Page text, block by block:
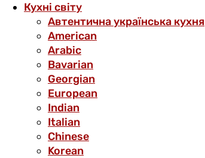
Кухні світу
Автентична українська кухня
American
Arabic
Bavarian
Georgian
European
Indian
Italian
Chinese
Korean